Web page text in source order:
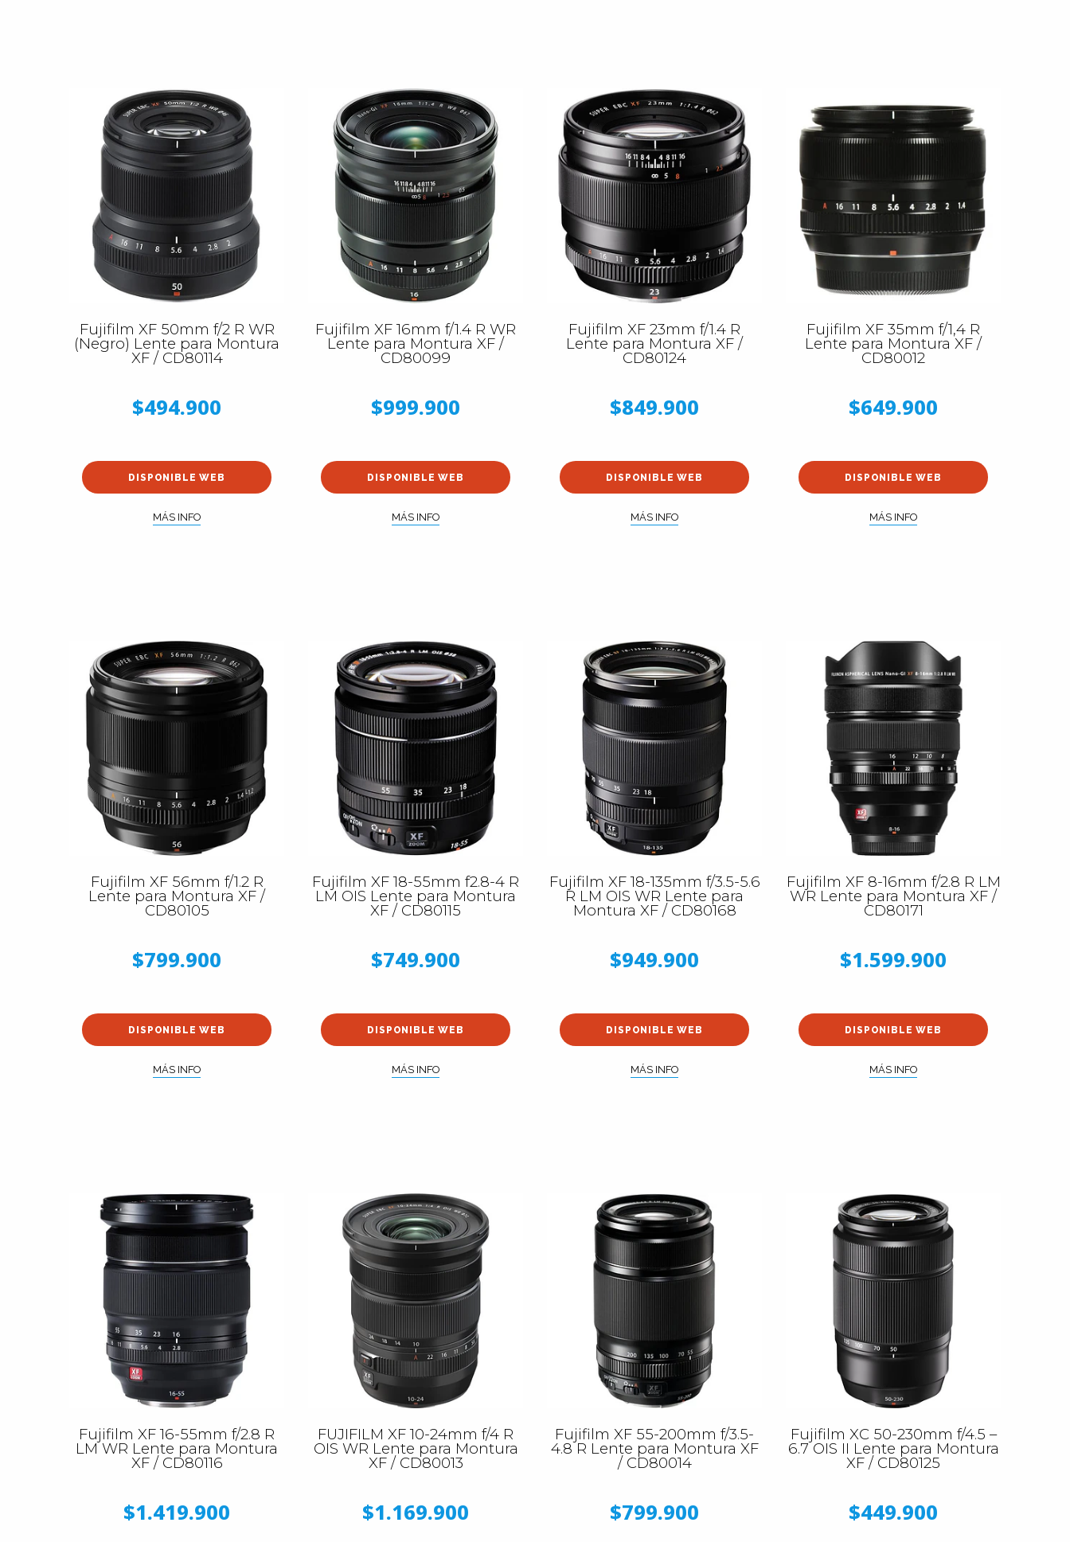
Fujifilm XF 50mm f/2 R WR
(Negro) Lente para Montura
XF / CD80114
$494.900
DISPONIBLE WEB
MÁS INFO
Fujifilm XF 16mm f/1.4 R WR
Lente para Montura XF /
CD80099
$999.900
DISPONIBLE WEB
MÁS INFO
Fujifilm XF 23mm f/1.4 R
Lente para Montura XF /
CD80124
$849.900
DISPONIBLE WEB
MÁS INFO
Fujifilm XF 35mm f/1,4 R
Lente para Montura XF /
CD80012
$649.900
DISPONIBLE WEB
MÁS INFO
Fujifilm XF 56mm f/1.2 R
Lente para Montura XF /
CD80105
$799.900
DISPONIBLE WEB
MÁS INFO
Fujifilm XF 18-55mm f2.8-4 R
LM OIS Lente para Montura
XF / CD80115
$749.900
DISPONIBLE WEB
MÁS INFO
Fujifilm XF 18-135mm f/3.5-5.6
R LM OIS WR Lente para
Montura XF / CD80168
$949.900
DISPONIBLE WEB
MÁS INFO
Fujifilm XF 8-16mm f/2.8 R LM
WR Lente para Montura XF /
CD80171
$1.599.900
DISPONIBLE WEB
MÁS INFO
Fujifilm XF 16-55mm f/2.8 R
LM WR Lente para Montura
XF / CD80116
$1.419.900
FUJIFILM XF 10-24mm f/4 R
OIS WR Lente para Montura
XF / CD80013
$1.169.900
Fujifilm XF 55-200mm f/3.5-
4.8 R Lente para Montura XF
/ CD80014
$799.900
Fujifilm XC 50-230mm f/4.5 –
6.7 OIS II Lente para Montura
XF / CD80125
$449.900